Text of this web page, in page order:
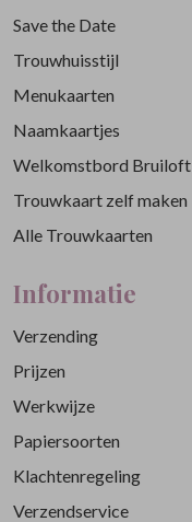
Save the Date
Trouwhuisstijl
Menukaarten
Naamkaartjes
Welkomstbord Bruiloft
Trouwkaart zelf maken
Alle Trouwkaarten
Informatie
Verzending
Prijzen
Werkwijze
Papiersoorten
Klachtenregeling
Verzendservice